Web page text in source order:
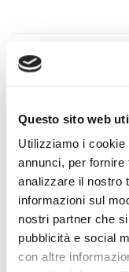
Questo sito web
Utilizziamo i
annunci, per
analizzare il nostro
informazioni sul
nostri partner che
pubblicità e social
con altre
Titolo
Autonoleggio:
rimborso delle
Class action
penali
Class action
penali